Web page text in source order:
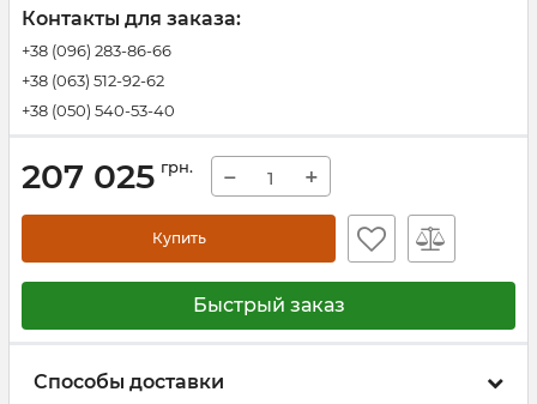
Контакты для заказа:
+38 (096) 283-86-66
+38 (063) 512-92-62
+38 (050) 540-53-40
207 025 грн. − +
Купить
Быстрый заказ
Способы доставки